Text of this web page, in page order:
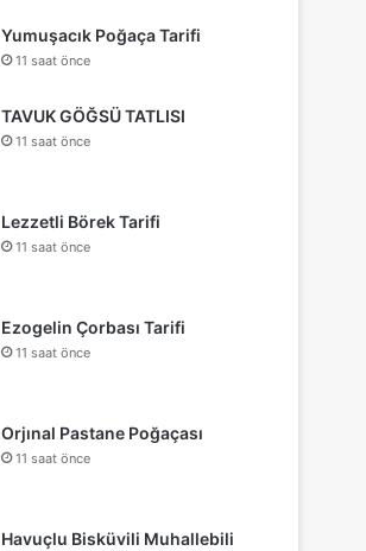
Yumuşacık Poğaça Tarifi
11 saat önce
TAVUK GÖĞSÜ TATLISI
11 saat önce
Lezzetli Börek Tarifi
11 saat önce
Ezogelin Çorbası Tarifi
11 saat önce
Orjınal Pastane Poğaçası
11 saat önce
Havuçlu Bisküvili Muhallebili